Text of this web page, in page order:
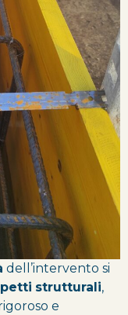
dell’intervento si
strutturali,
e